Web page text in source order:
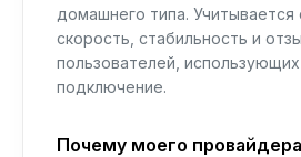
домашнего типа. Учитывается
скорость, стабильность и
пользователей,
подключение.
Почему моего